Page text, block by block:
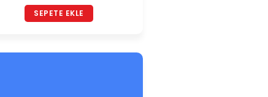
SEPETE EKLE